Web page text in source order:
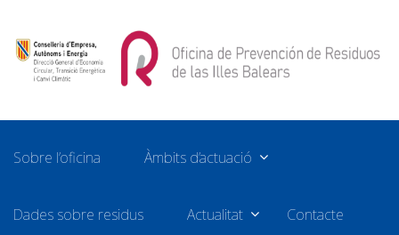
Sobre l’oficina Àmbits d’actuació
Dades sobre residus Actualitat Contacte